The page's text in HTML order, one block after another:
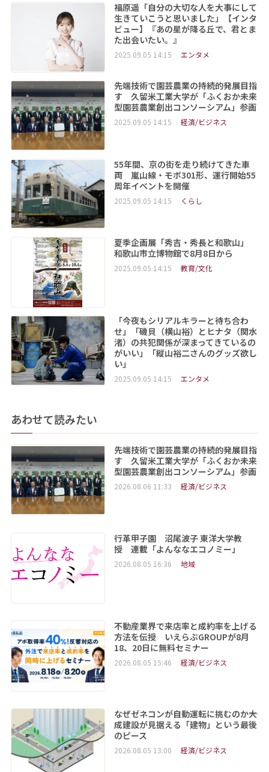
福原遥「自分の大切な人を大事にして
生きていこうと思いました」【インタ
ビュー】『あの星が降る丘で、君とま
た出会いたい。』
2025.09.05 14:15 エンタメ
先端技術で園芸農業の持続的発展目指
す 久留米工業大学が「ふくおか未来
型園芸農業創出コンソーシアム」参画
2025.09.05 14:15 経済/ビジネス
55年間、京の街を走り続けてきた車
両 嵐山線・モボ301形、運行開始55
周年イベントを開催
2025.09.05 14:15 くらし
夏季企画展「秀吉・秀長と和歌山」
和歌山市立博物館で8月8日から
2025.09.05 14:15 教育/文化
「今夜もシリアルキラーと待ち合わ
せ」「磯貝（横山裕）とヒナタ（関水
渚）の共犯関係が深まってきているの
がいい」「縦山裕二さんのグッズ欲し
い」
2025.09.05 14:15 エンタメ
あわせて読みたい
先端技術で園芸農業の持続的発展目指
す 久留米工業大学が「ふくおか未来
型園芸農業創出コンソーシアム」参画
2026.08.06 11:33 経済/ビジネス
行革甲子園 沼尾波子 東洋大学教
授 連載「よんななエコノミー」
2026.08.05 16:36 地域
不動産業界で来店率と成約率を上げる
方法を伝授 いえらぶGROUPが8月
18、20日に無料セミナー
2026.08.05 15:46 経済/ビジネス
なぜゼネコンが自動運転に挑むのか――大
成建設が見据える「建物」という最後
のピース
2026.08.05 13:00 経済/ビジネス